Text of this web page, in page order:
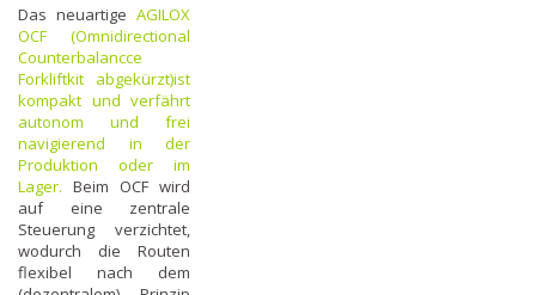
Das neuartige AGILOX
OCF (Omnidirectional
Counterbalancce
Forkliftkit abgekürzt)ist
kompakt und verfährt
autonom und frei
navigierend in der
Produktion oder im
Lager. Beim OCF wird
auf eine zentrale
Steuerung verzichtet,
wodurch die Routen
flexibel nach dem